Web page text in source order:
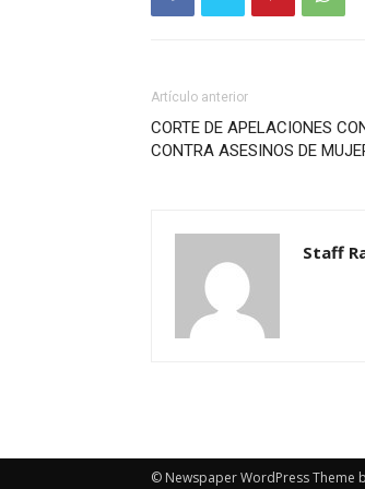
Artículo anterior
CORTE DE APELACIONES
CONTRA ASESINOS DE
Staff
© Newspaper WordPress Theme